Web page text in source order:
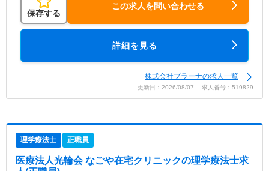
保存する
この求人を問い合わせる
詳細を見る
株式会社プラーナの求人一覧
更新日：2026/08/07 求人番号：519829
理学療法士 正職員
医療法人光輪会 なごや在宅クリニックの理学療法士求